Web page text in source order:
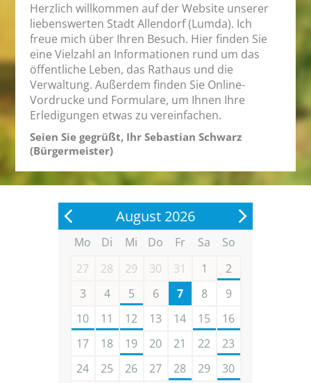
Herzlich willkommen auf der Website unserer
liebenswerten Stadt Allendorf (Lumda). Ich
freue mich über Ihren Besuch. Hier finden Sie
eine Vielzahl an Informationen rund um das
öffentliche Leben, das Rathaus und die
Verwaltung. Außerdem finden Sie Online-
Vordrucke und Formulare, um Ihnen Ihre
Erledigungen etwas zu vereinfachen.
Seien Sie gegrüßt, Ihr Sebastian Schwarz
(Bürgermeister)
August 2026
Mo Di Mi Do Fr Sa
So
27
28 29 30 31 1
2
3
4 5 6 7 8
9
10
11 12 13 14 15
16
17
18 19 20 21 22
23
24
25 26 27 28 29
30